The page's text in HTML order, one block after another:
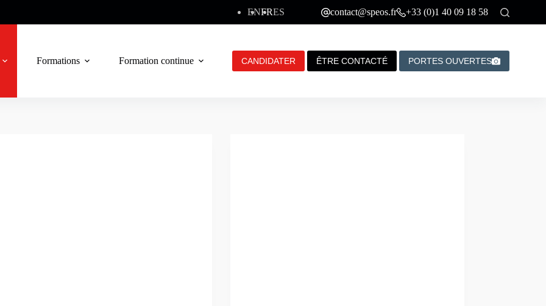
ENFRES contact@speos.fr +33 (0)1 40 09 18 58
Formations Formation continue Contact
CANDIDATER ÊTRE CONTACTÉ PORTES OUVERTES